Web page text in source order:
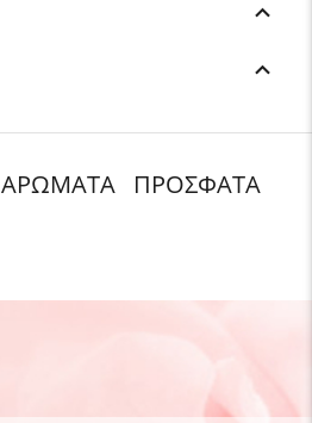
ΑΡΩΜΑΤΑ ΠΡΟΣΦΑΤΑ